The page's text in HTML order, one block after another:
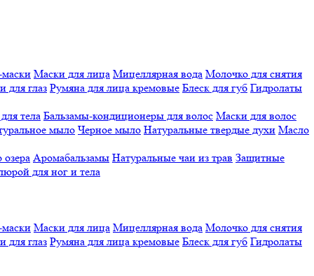
Маски для лица Мицеллярная вода Молочко для снятия
для глаз Румяна для лица кремовые Блеск для губ Гидролаты
тела Бальзамы-кондиционеры для волос Маски для волос
мыло Черное мыло Натуральные твердые духи Масло
озера Аромабальзамы Натуральные чаи из трав Защитные
для ног и тела
Маски для лица Мицеллярная вода Молочко для снятия
для глаз Румяна для лица кремовые Блеск для губ Гидролаты